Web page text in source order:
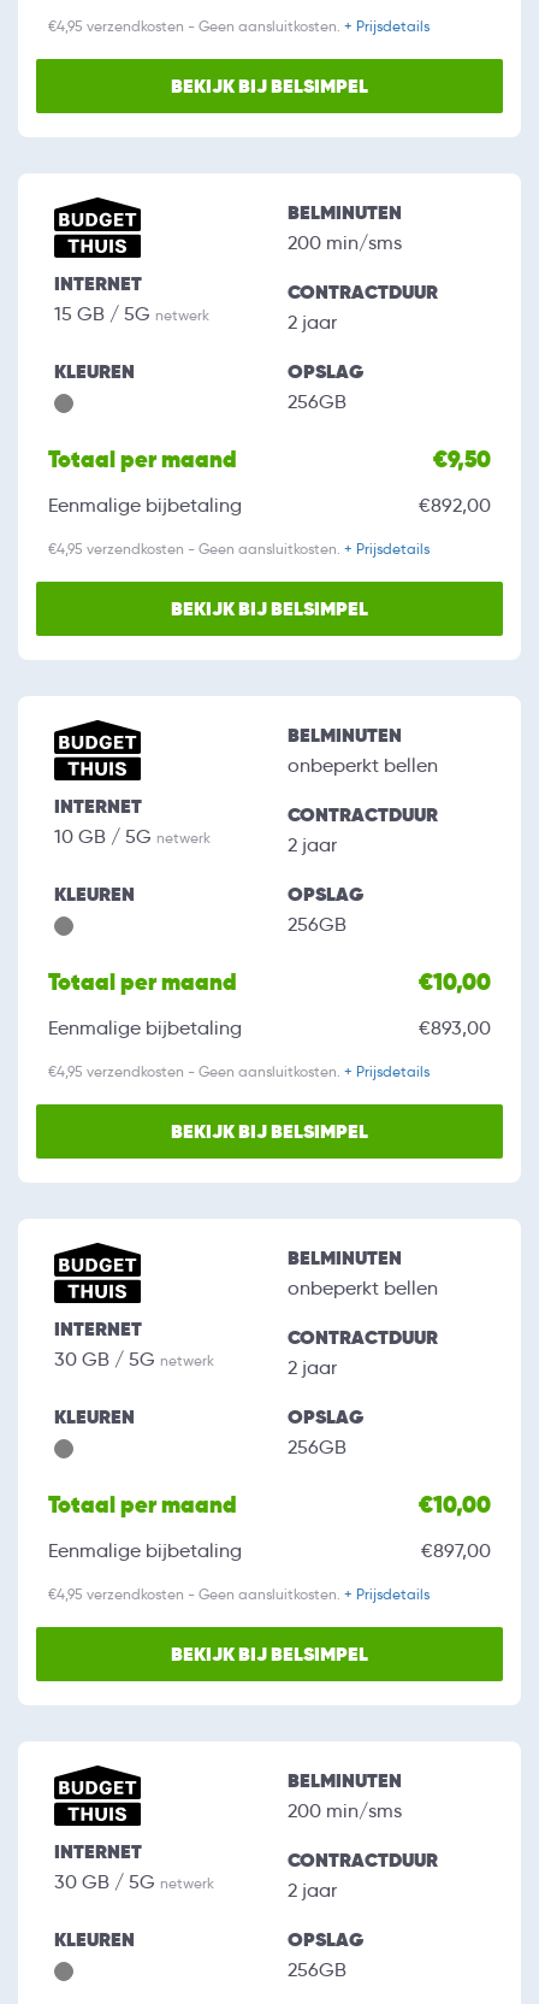
€4,95 verzendkosten - Geen aansluitkosten. + Prijsdetails
BEKIJK BIJ BELSIMPEL
INTERNET
15 GB / 5G netwerk
BELMINUTEN
200 min/sms
CONTRACTDUUR
2 jaar
KLEUREN OPSLAG
256GB
Totaal per maand €9,50
Eenmalige bijbetaling €892,00
€4,95 verzendkosten - Geen aansluitkosten. + Prijsdetails
BEKIJK BIJ BELSIMPEL
INTERNET
10 GB / 5G netwerk
BELMINUTEN
onbeperkt bellen
CONTRACTDUUR
2 jaar
KLEUREN OPSLAG
256GB
Totaal per maand €10,00
Eenmalige bijbetaling €893,00
€4,95 verzendkosten - Geen aansluitkosten. + Prijsdetails
BEKIJK BIJ BELSIMPEL
INTERNET
30 GB / 5G netwerk
BELMINUTEN
onbeperkt bellen
CONTRACTDUUR
2 jaar
KLEUREN OPSLAG
256GB
Totaal per maand €10,00
Eenmalige bijbetaling €897,00
€4,95 verzendkosten - Geen aansluitkosten. + Prijsdetails
BEKIJK BIJ BELSIMPEL
INTERNET
30 GB / 5G netwerk
BELMINUTEN
200 min/sms
CONTRACTDUUR
2 jaar
KLEUREN OPSLAG
256GB